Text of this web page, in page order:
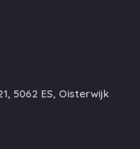
5062 ES, Oisterwijk